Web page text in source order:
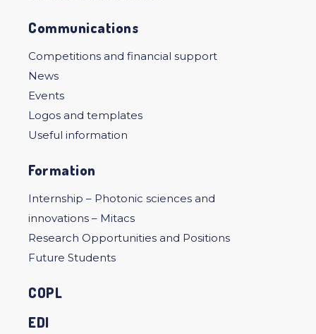
Communications
Competitions and financial support
News
Events
Logos and templates
Useful information
Formation
Internship – Photonic sciences and
innovations – Mitacs
Research Opportunities and Positions
Future Students
COPL
EDI